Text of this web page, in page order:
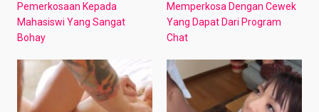
Pemerkosaan Kepada
Mahasiswi Yang Sangat
Bohay
Memperkosa Dengan Cewek
Yang Dapat Dari Program
Chat